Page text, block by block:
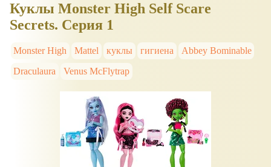
Куклы Monster High Self Scare
Secrets. Серия 1
Monster High Mattel куклы гигиена
Abbey Bominable
Draculaura
Venus McFlytrap